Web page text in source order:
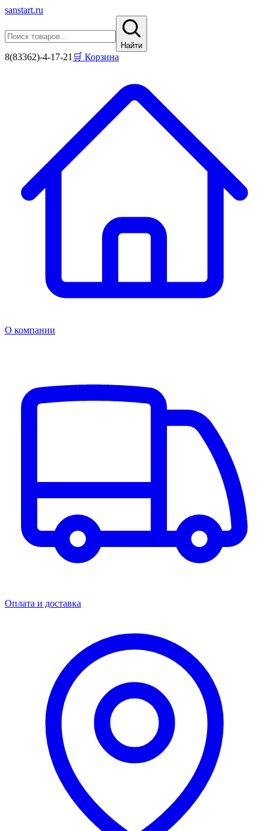
sanstart.ru
Найти
8(83362)-4-17-21 🛒 Корзина
О компании
Оплата и доставка